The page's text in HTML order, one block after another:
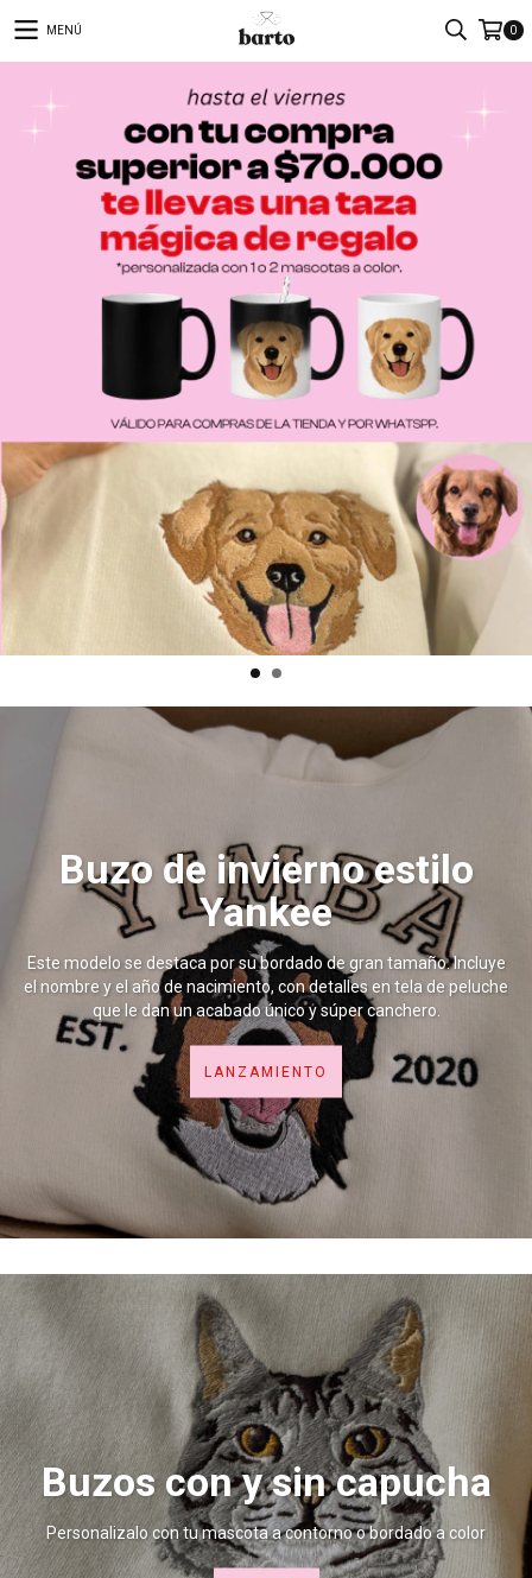
MENÚ 0
Buzo de invierno estilo
Yankee
Este modelo se destaca por su bordado de gran tamaño. Incluye
el nombre y el año de nacimiento, con detalles en tela de peluche
que le dan un acabado único y súper canchero.
LANZAMIENTO
Buzos con y sin capucha
Personalizalo con tu mascota a contorno o bordado a color